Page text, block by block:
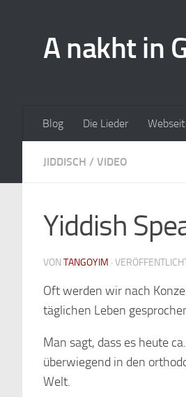
A nakht in
Blog Die Lieder
JIDDISCH / VIDEO
Yiddish
VON TANGOYIM ·
Oft werden wir nach
täglichen Leben
Man sagt, dass es heute
überwiegend in den
Welt.